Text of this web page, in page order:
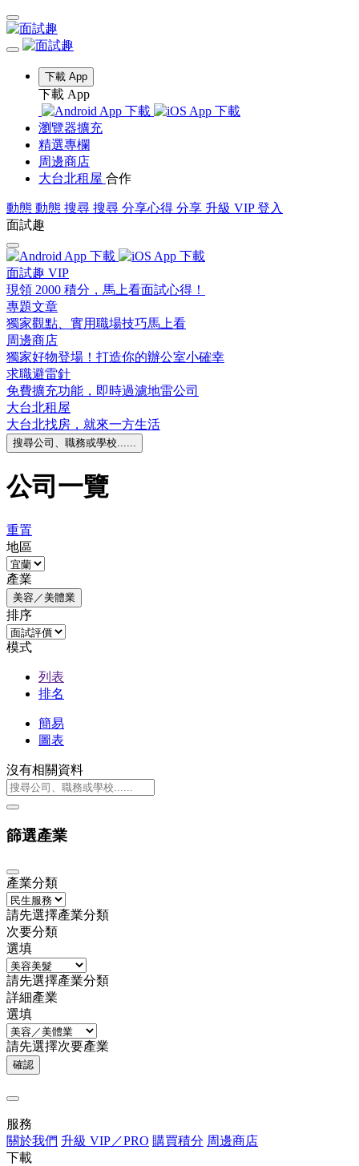
下載 App
下載 App
瀏覽器擴充
精選專欄
周邊商店
大台北租屋 合作
動態 動態 搜尋 搜尋 分享心得 分享 升級 VIP 登入
面試趣
面試趣 VIP
現領 2000 積分，馬上看面試心得！
專題文章
獨家觀點、實用職場技巧馬上看
周邊商店
獨家好物登場！打造你的辦公室小確幸
求職避雷針
免費擴充功能，即時過濾地雷公司
大台北租屋
大台北找房，就來一方生活
搜尋公司、職務或學校......
公司一覽
重置
地區
產業
美容／美體業
排序
模式
列表
排名
簡易
圖表
沒有相關資料
篩選產業
產業分類
請先選擇產業分類
次要分類
選填
請先選擇產業分類
詳細產業
選填
請先選擇次要產業
確認
服務
關於我們 升級 VIP／PRO 購買積分 周邊商店
下載